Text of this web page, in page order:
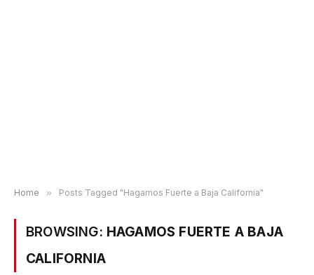
Home » Posts Tagged "Hagamos Fuerte a Baja California"
BROWSING: HAGAMOS FUERTE A BAJA
CALIFORNIA